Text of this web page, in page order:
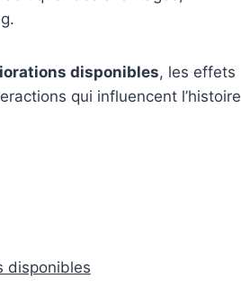
disponibles, les effets
qui influencent l’histoire
disponibles